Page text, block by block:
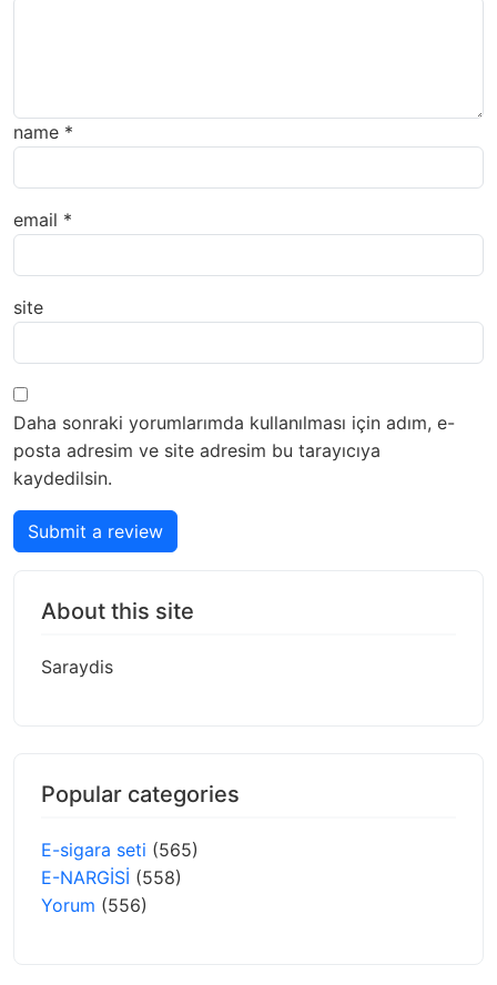
name *
email *
site
Daha sonraki yorumlarımda kullanılması için adım, e-
posta adresim ve site adresim bu tarayıcıya
kaydedilsin.
Submit a review
About this site
Saraydis
Popular categories
E-sigara seti (565)
E-NARGİSİ (558)
Yorum (556)